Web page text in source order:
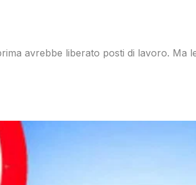
avrebbe liberato posti di lavoro. Ma